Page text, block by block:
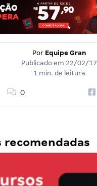
Por Equipe Gran
Publicado em 22/02/17
1 min. de leitura
0
recomendadas